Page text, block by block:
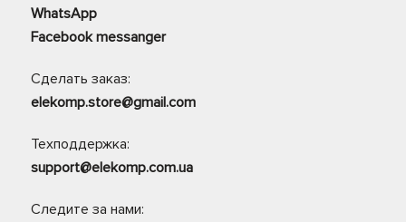
WhatsApp
Facebook messanger
Сделать заказ:
elekomp.store@gmail.com
Техподдержка:
support@elekomp.com.ua
Следите за нами: